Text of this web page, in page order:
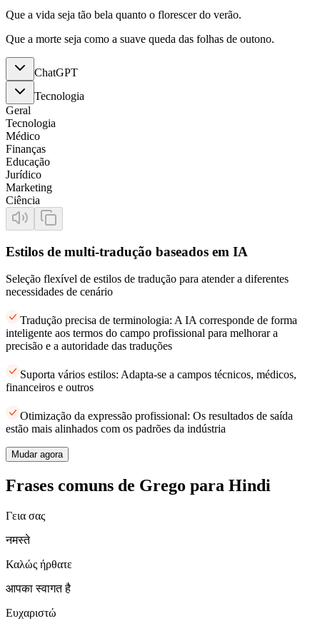
Que a vida seja tão bela quanto o florescer do verão.
Que a morte seja como a suave queda das folhas de outono.
ChatGPT
Tecnologia
Geral
Tecnologia
Médico
Finanças
Educação
Jurídico
Marketing
Ciência
Estilos de multi-tradução baseados em IA
Seleção flexível de estilos de tradução para atender a diferentes
necessidades de cenário
Tradução precisa de terminologia: A IA corresponde de forma
inteligente aos termos do campo profissional para melhorar a
precisão e a autoridade das traduções
Suporta vários estilos: Adapta-se a campos técnicos, médicos,
financeiros e outros
Otimização da expressão profissional: Os resultados de saída
estão mais alinhados com os padrões da indústria
Mudar agora
Frases comuns de Grego para Hindi
Γεια σας
नमस्ते
Καλώς ήρθατε
आपका स्वागत है
Ευχαριστώ